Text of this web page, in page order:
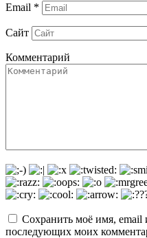
Email *
Сайт
Комментарий
Сохранить моё имя, email
последующих моих